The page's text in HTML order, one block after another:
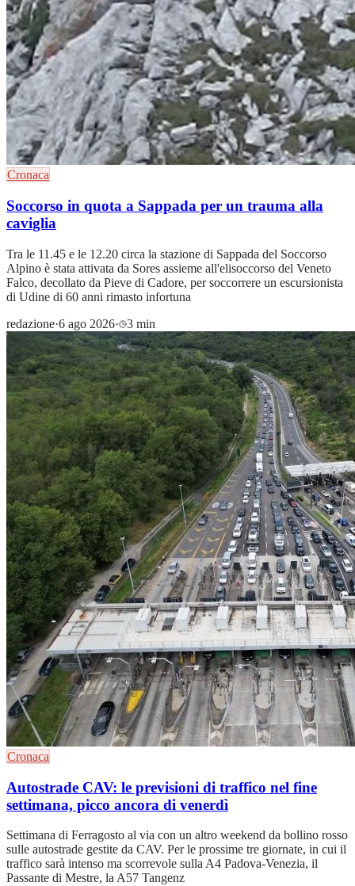
Cronaca
Soccorso in quota a Sappada per un trauma alla
caviglia
Tra le 11.45 e le 12.20 circa la stazione di Sappada del Soccorso
Alpino è stata attivata da Sores assieme all'elisoccorso del Veneto
Falco, decollato da Pieve di Cadore, per soccorrere un escursionista
di Udine di 60 anni rimasto infortuna
redazione·6 ago 2026· 3 min
Cronaca
Autostrade CAV: le previsioni di traffico nel fine
settimana, picco ancora di venerdì
Settimana di Ferragosto al via con un altro weekend da bollino rosso
sulle autostrade gestite da CAV. Per le prossime tre giornate, in cui il
traffico sarà intenso ma scorrevole sulla A4 Padova-Venezia, il
Passante di Mestre, la A57 Tangenz